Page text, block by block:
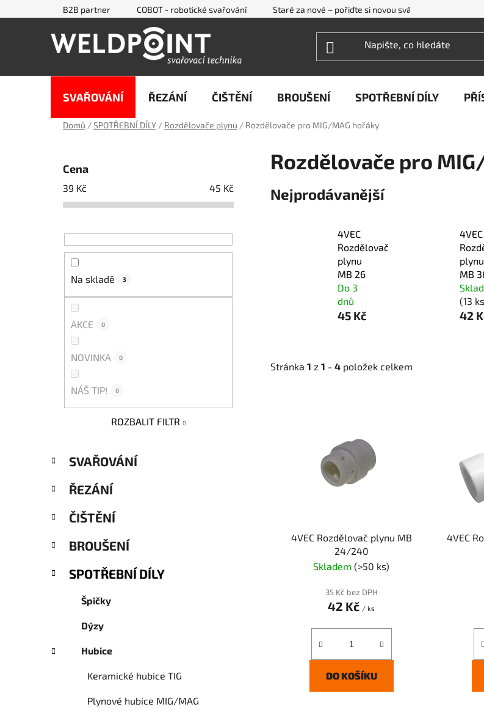
na
B2B partner COBOT - robotické svařování Staré za nové – pořiďte si novou svářečku WECO levněji
SVAŘOVÁNÍ ŘEZÁNÍ ČIŠTĚNÍ BROUŠENÍ SPOTŘEBNÍ DÍLY
Domů /SPOTŘEBNÍ DÍLY / Rozdělovače plynu / Rozdělovače pro MIG/MAG hořáky
Cena
39 Kč 45 Kč
Na skladě 3
AKCE 0
NOVINKA 0
NÁŠ TIP! 0
ROZBALIT FILTR
kategorie
a
e
o
i
SVAŘOVÁNÍ
ŘEZÁNÍ
ČIŠTĚNÍ
BROUŠENÍ
SPOTŘEBNÍ DÍLY
Špičky
Dýzy
Hubice
Keramické hubice TIG
Plynové hubice MIG/MAG
Rozdělovače pro
Nejprodávanější
4VEC
Rozdělovač
plynu
MB 26
Do 3
dnů
45 Kč
4VEC
plynu
MB
(13
42
Stránka 1 z 1 - 4 položek celkem
4VEC Rozdělovač plynu MB
24/240
Skladem(>50 ks)
35 Kč bez DPH
42 Kč / ks
DO KOŠÍKU
4VEC